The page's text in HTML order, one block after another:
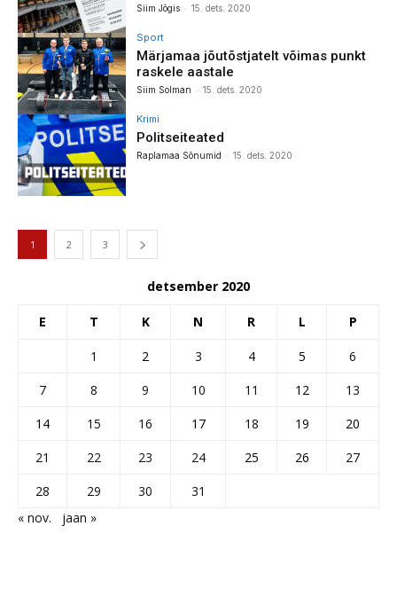
Siim Jõgis - 15. dets. 2020
Sport
Märjamaa jõutõstjatelt võimas punkt
raskele aastale
Siim Solman - 15. dets. 2020
Krimi
Politseiteated
Raplamaa Sõnumid - 15. dets. 2020
1 2 3
detsember 2020
E T K N R L P
1 2 3 4 5
6
7
8 9 10 11 12
13
14
15 16 17 18 19
20
21
22 23 24 25 26
27
28
29 30
31
« nov.
jaan »